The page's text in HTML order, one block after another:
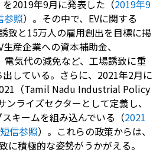
2019年9月に発表した（2019年9
参照）。その中で、EVに関する
致と15万人の雇用創出を目標に掲
産企業への資本補助金、
電気代の減免など、工場誘致に重
している。さらに、2021年2月に
（Tamil Nadu Industrial Policy
ンライズセクターとして定義し、
キームを組み込んでいる（2021
信参照）。これらの政策からは、
に積極的な姿勢がうかがえる。